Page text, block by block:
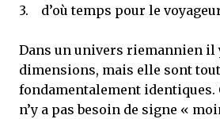
3. d’où temps pour le
Dans un univers riemannien il
dimensions, mais elle sont
fondamentalement identiques.
n’y a pas besoin de signe «